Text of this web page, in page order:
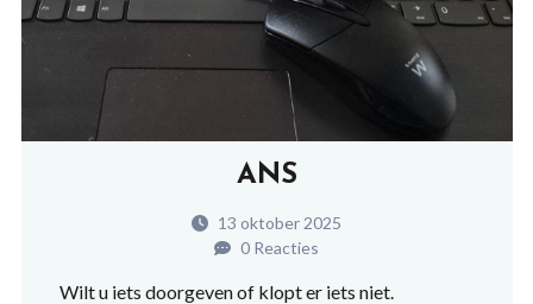
ANS
13 oktober 2025
0 Reacties
Wilt u iets doorgeven of klopt er iets niet.